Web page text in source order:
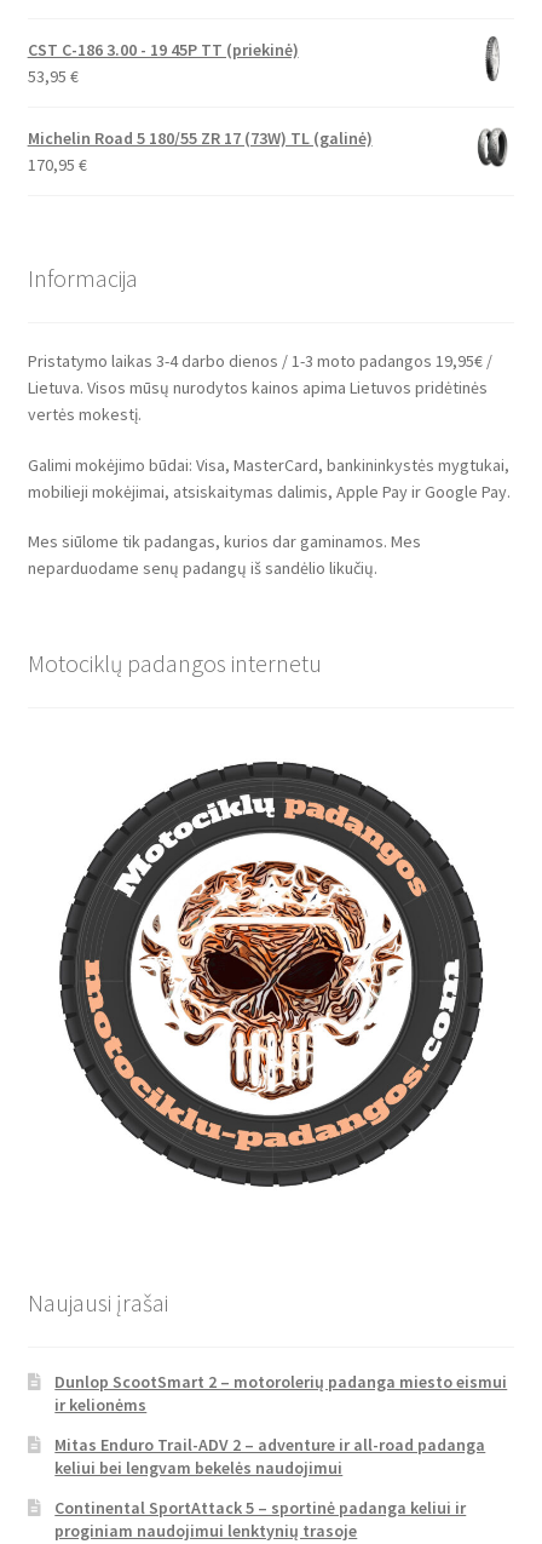
CST C-186 3.00 - 19 45P TT (priekinė)
53,95 €
Michelin Road 5 180/55 ZR 17 (73W) TL (galinė)
170,95 €
Informacija
Pristatymo laikas 3-4 darbo dienos / 1-3 moto padangos 19,95€ /
Lietuva. Visos mūsų nurodytos kainos apima Lietuvos pridėtinės
vertės mokestį.
Galimi mokėjimo būdai: Visa, MasterCard, bankininkystės mygtukai,
mobilieji mokėjimai, atsiskaitymas dalimis, Apple Pay ir Google Pay.
Mes siūlome tik padangas, kurios dar gaminamos. Mes
neparduodame senų padangų iš sandėlio likučių.
Motociklų padangos internetu
Naujausi įrašai
Dunlop ScootSmart 2 – motorolerių padanga miesto eismui
ir kelionėms
Mitas Enduro Trail-ADV 2 – adventure ir all-road padanga
keliui bei lengvam bekelės naudojimui
Continental SportAttack 5 – sportinė padanga keliui ir
proginiam naudojimui lenktynių trasoje